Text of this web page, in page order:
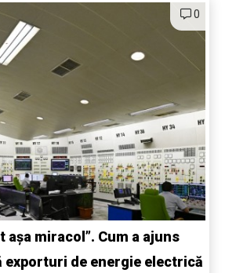
0
așa miracol”. Cum a ajuns
exporturi de energie electrică